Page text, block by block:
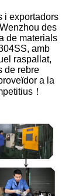
i exportadors
des
de materials
amb
raspallat,
de rebre
a la
！